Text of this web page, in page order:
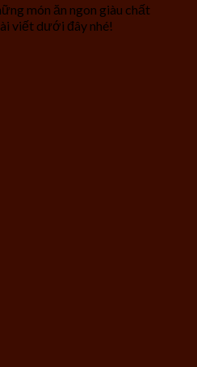
món ăn ngon giàu chất
viết dưới đây nhé!